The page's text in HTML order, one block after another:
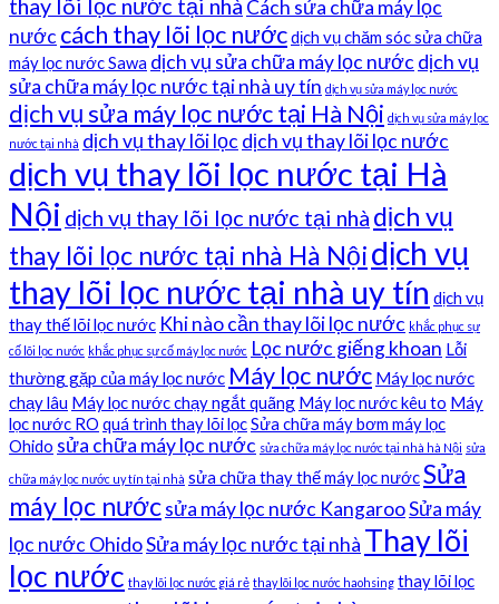
Cách sửa chữa máy lọc
nước cách thay lõi lọc nướcdịch vụ chăm sóc sửa chữa
máy lọc nước Sawa dịch vụ sửa chữa máy lọc nước dịch vụ
sửa chữa máy lọc nước tại nhà uy tín dịch vụ sửa máy lọc nước
dịch vụ sửa máy lọc nước tại Hà Nội dịch vụ sửa máy lọc
nước tại nhà dịch vụ thay lõi lọc dịch vụ thay lõi lọc nước
dịch vụ thay lõi lọc nước tại Hà
Nội dịch vụ thay lõi lọc nước tại nhà dịch vụ
thay lõi lọc nước tại nhà Hà Nộidịch vụ
thay lõi lọc nước tại nhà uy tín dịch vụ
thay thế lõi lọc nước Khi nào cần thay lõi lọc nước khắc phục sự
cố lõi lọc nước khắc phục sự cố máy lọc nước Lọc nước giếng khoan Lỗi
thường gặp của máy lọc nước Máy lọc nước Máy lọc nước
chạy lâu Máy lọc nước chạy ngắt quãng Máy lọc nước kêu to Máy
lọc nước RO quá trình thay lõi lọcSửa chữa máy bơm máy lọc
Ohido sửa chữa máy lọc nước sửa chữa máy lọc nước tại nhà hà Nội sửa
chữa máy lọc nước uy tín tại nhà sửa chữa thay thế máy lọc nướcSửa
máy lọc nướcsửa máy lọc nước KangarooSửa máy
lọc nước OhidoSửa máy lọc nước tại nhà Thay lõi
lọc nước thay lõi lọc nước giá rẻ thay lõi lọc nước haohsing thay lõi lọc